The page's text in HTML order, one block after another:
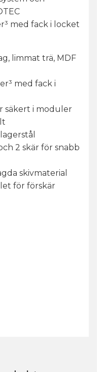
med fack i locket
limmat trä, MDF
med fack i
säkert i moduler
2 skär för snabb
skivmaterial
för förskär